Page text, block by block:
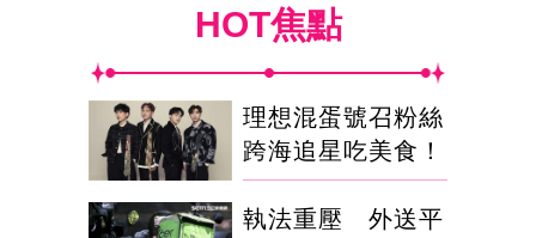
HOT焦點
理想混蛋號召粉絲
跨海追星吃美食！
執法重壓 外送平